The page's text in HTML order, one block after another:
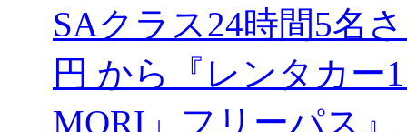
SAクラス24時間5名
円 から『レンタカー
MORI」フリーパス』